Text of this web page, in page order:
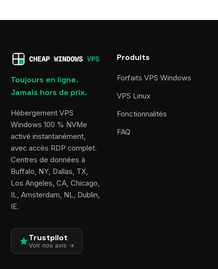
Toujours en ligne.
Jamais hors de prix.
Hébergement VPS
Windows 100 % NVMe
activé instantanément,
avec accès RDP complet.
Centres de données à
Buffalo, NY, Dallas, TX,
Los Angeles, CA, Chicago,
IL, Amsterdam, NL, Dublin,
IE.
Trustpilot
Voir nos avis →
Produits
Forfaits VPS Windows
VPS Linux
Fonctionnalités
FAQ